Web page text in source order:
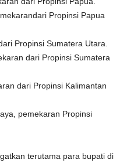
Propinsi Papua
Propinsi Sumatera Utara.
dari Propinsi Sumatera
dari Propinsi Kalimantan
pemekaran Propinsi
terutama para bupati di